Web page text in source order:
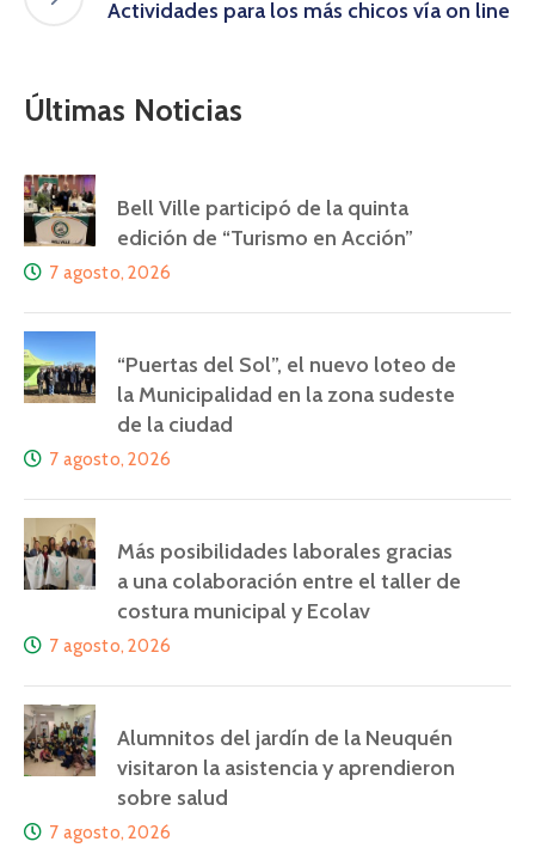
Actividades para los más chicos vía on line
Últimas Noticias
Bell Ville participó de la quinta
edición de “Turismo en Acción”
7 agosto, 2026
“Puertas del Sol”, el nuevo loteo de
la Municipalidad en la zona sudeste
de la ciudad
7 agosto, 2026
Más posibilidades laborales gracias
a una colaboración entre el taller de
costura municipal y Ecolav
7 agosto, 2026
Alumnitos del jardín de la Neuquén
visitaron la asistencia y aprendieron
sobre salud
7 agosto, 2026